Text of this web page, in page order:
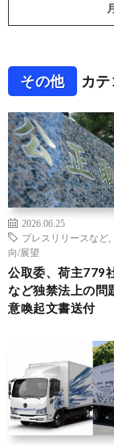
その他 カ
2026.06.25
プレスリリースなど
向/展望
公取委、荷主779
など独禁法上の問
意喚起文書送付